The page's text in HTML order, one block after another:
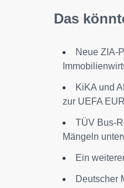
Das
Neue ZIA-
KiKA und
zur UEFA
TÜV Bus-
Mängeln
Ein
Deutscher